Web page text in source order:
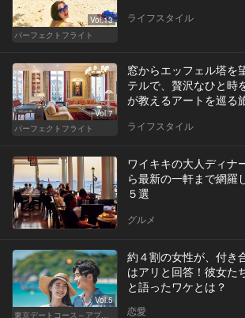
Vol.13
パーフェクトフライト
ライフスタイル
Vol.7
パーフェクトフライト
窓からエッフェル塔を
テルで、贅沢なひと時
が教えるアートを巡る
ライフスタイル
ワイキキの大人ディナ
ら最新の一軒まで網羅
５選
グルメ
Vol.5
約４割の女性が、付き
はアリと回答！彼女た
と語ったワケとは？
恋愛